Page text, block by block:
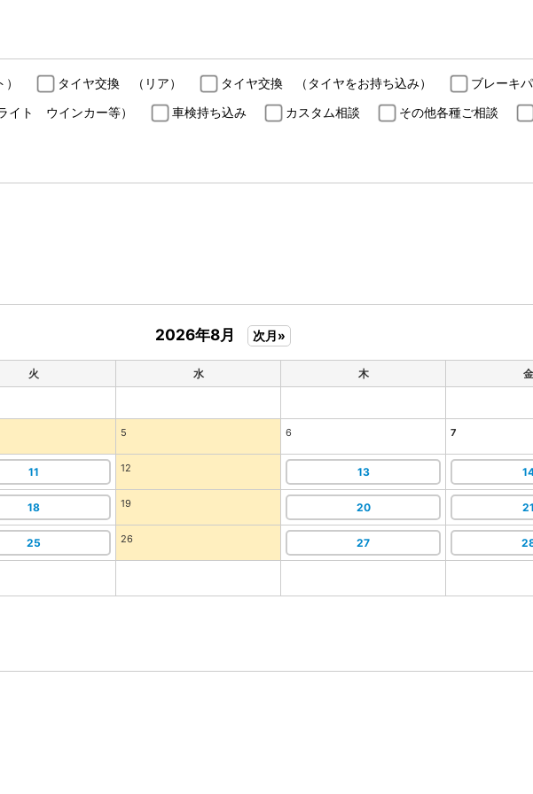
タイヤ交換 （リア） タイヤ交換 （タイヤをお持ち込み）
ブレーキ
イト ウインカー等）
車検持ち込み カスタム相談 その他各種ご相談
2026年8月 次月»
火 水 木 金
5 6 7
11 12 13
18 19 20 21
25 26 27